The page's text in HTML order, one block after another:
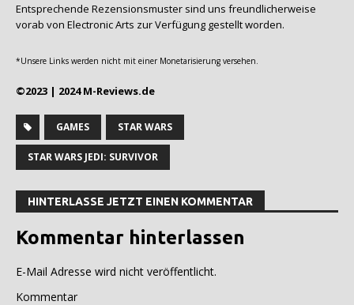
Entsprechende Rezensionsmuster sind uns freundlicherweise
vorab von Electronic Arts zur Verfügung gestellt worden.
*Unsere Links werden nicht mit einer Monetarisierung versehen.
©2023 | 2024 M-Reviews.de
GAMES STAR WARS
STAR WARS JEDI: SURVIVOR
HINTERLASSE JETZT EINEN KOMMENTAR
Kommentar hinterlassen
E-Mail Adresse wird nicht veröffentlicht.
Kommentar